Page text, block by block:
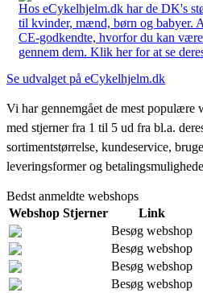
Hos eCykelhjelm.dk har de DK's
til kvinder, mænd, børn og babyer.
CE-godkendte, hvorfor du kan
gennem dem. Klik her for at se
Se udvalget på eCykelhjelm.dk
Vi har gennemgået de mest populære
med stjerner fra 1 til 5 ud fra bl.a.
sortimentstørrelse, kundeservice,
leveringsformer og
Bedst anmeldte webshops
Webshop Stjerner
Link
Besøg webshop
Besøg webshop
Besøg webshop
Besøg webshop